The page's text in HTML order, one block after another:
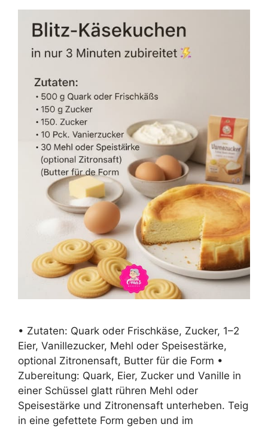
• Zutaten: Quark oder Frischkäse, Zucker, 1–2
Eier, Vanillezucker, Mehl oder Speisestärke,
optional Zitronensaft, Butter für die Form •
Zubereitung: Quark, Eier, Zucker und Vanille in
einer Schüssel glatt rühren Mehl oder
Speisestärke und Zitronensaft unterheben. Teig
in eine gefettete Form geben und im